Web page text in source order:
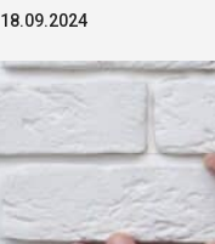
18.09.2024